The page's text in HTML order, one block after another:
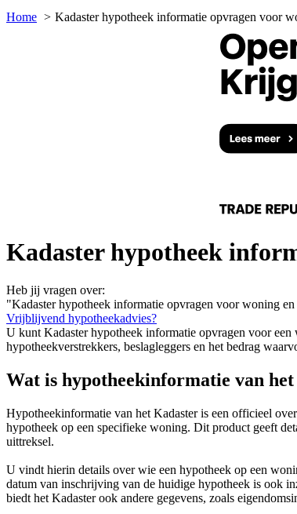
Home
Kadaster hypotheek informatie opvragen voor
Kadaster hypotheek
Heb jij vragen over:
"Kadaster hypotheek informatie opvragen voor woning en
Vrijblijvend hypotheekadvies?
U kunt Kadaster hypotheek informatie opvragen voor
hypotheekverstrekkers, beslagleggers en het bedrag
Wat is hypotheekinformatie van
Hypotheekinformatie van het Kadaster is een officieel
hypotheek op een specifieke woning. Dit product geeft
uittreksel.
U vindt hierin details over wie een hypotheek op een
datum van inschrijving van de huidige hypotheek is ook
biedt het Kadaster ook andere gegevens, zoals